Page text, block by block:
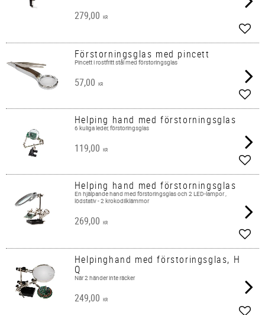
279,00 KR
Add
Förstorningsglas med pincett
Pincett i rostfritt stål med förstoringsglas
57,00 KR
Add
Helping hand med förstorningsglas
6 kuliga leder, förstoringsglas
119,00 KR
Add
Helping hand med förstorningsglas
En hjälpande hand med förstoringsglas och 2 LED-lampor ,
lödstativ - 2 krokodilklämmor
269,00 KR
Add
Helpinghand med förstoringsglas, H
Q
När 2 händer inte räcker
249,00 KR